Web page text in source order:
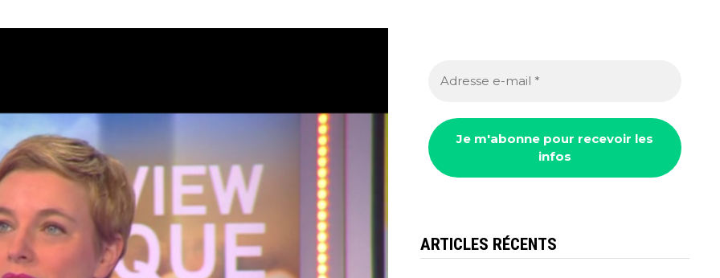
ARTICLES RÉCENTS